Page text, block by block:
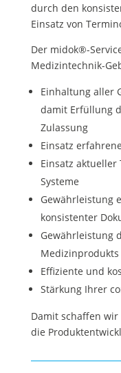
durch den
Einsatz von
Der midok®-
Medizintechnik-
Einhaltung aller
damit Erfüllung
Zulassung
Einsatz
Einsatz aktueller
Systeme
Gewährleistung
konsistenter
Gewährleistung
Medizinprodukts
Effiziente und
Stärkung Ihrer
Damit schaffen
die